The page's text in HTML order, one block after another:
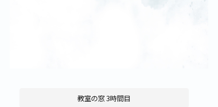
教室の窓 3時間目